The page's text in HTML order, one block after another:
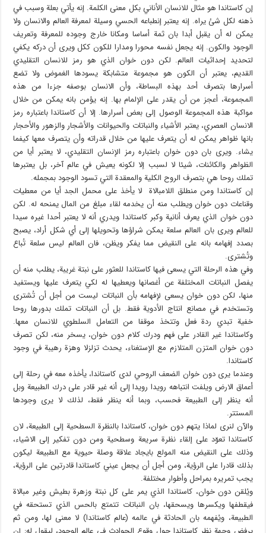
إن كاستاندا هو مثال للانسان الأناني بكل معنى الكلمة. إنه يأتي بعلة وسبب في
ذهنه لكل شئ يراه. إنه يعتبر إنطباعه الحسي وسيلة لمعرفة العالم والانسان ولا
يمكن له أن يقبل أبدا بان ثمة أساسا ومكانا خارج وجوده للمعرفة وتعريف
الوجود والكون. إنه يجعل نفسه محورا ومدارا للكون ككل ويرى أن دركه يكفي
لتحديد إحداثيات العالم. لكن دون خوان الذي هو رمز للانسان التقليدي
القديم، يعتبر أن الكون هو مجموعة متشابكة يسودها الغموض ولا تضع
أسرارها بتصرف أحد بهذه البساطة، وأن الانسان بوصفه جزءا من هذه
المجموعة، أعجز من أن يقدر على الإلمام بها. إنه يؤمن بانه يمكن من خلال
مواكبة هذه المجموعة الوصول إلى بعض أسرارها. إلا أن كاستاندا باعتباره رمز
الانسان العصري، يعتبر الأشياء والنباتات والحيوانات والأشجار والزهور والأحجار
بانها ظواهر يمكن له أن يتعرف عليها من خلال قدراته وأن يتصرف معها كيفما
يشاء. ويرى بان دون خوان باعتباره رمز الإنسان التقليدي، لا يعتبر أيا من
الظواهر والكائنات، شيئا لا لسبب إلا لكونه يعيش في عالم آخر، بل يعتبرها
تملك روحا هي بتصرف الروح الكلية والمعقدة التي تسود الوجود بمجمله.
إن كاستاندا ومن منطلق اللامبالاة لا يأخذ على محمل الجد أيا من معطيات
وقناعات دون خوان ويطلب منه أن يخدمه لقاء مبلغ من المال يمنحه له. لكن
دون خوان الذي يعرف أنانية وكبر كاستاندا ويدري أنه لا يعتبر أحدا غيره سيدا
للعالم ويرى بان العالم سلعة يمكن شراؤها وتحويلها إلى أي شكل أراد، يصبح
بصدد إفهامه بانه على النقيض مما يفكر ويظن، فان العالم ليس سلعة تُباع
وتُشترى.
وفي هذه الرحلة التي يسعى فيها كاستاندا للعثور على نبتة غريبة، يطلب منه أن
يفصل النباتات المختلفة عن أغصانها ويعطيها له لكي يتعرف عليها ويستفيد
منها، لكن دون خوان يسعى لإفهامه بأن النباتات ليست من أجل أن تُشترى
وتستخدم في مصانع انتاج الأدوية فقط. بل أن النباتات تملك بدورها روحا
خفية تبدي ردة فعل وتتخذ موقفا من التعامل السلطوي للانسان معها.
وكاستاندا غير القادر على فهم ودرك كلام دون خوان، يسخر منه، لكن تصرف
دون خوان المتزن المتلازم مع الإستغناء، يحدث تزلزلا وهزة رهيبة في وجود
كاستاندا.
وعندما يرى دون خوان الضعف الروحي لدى كاستاندا، يأخذه معه في رحلة إلى
أعماق الارض ويلفت انتباهه رويدا رويدا إلى أنه غير قادر على درك الطبيعة وبل
أنه ينظر إلى الطبيعة فحسب، وبما أنه ينظر فقط، لذلك لا يرى وجودها
المستتر.
والآن لنرى لماذا يتهم دون خوان، كاستاندا بالنظرة السطحية إلى الطبيعة، لان
كاستاندا تعوّد على إلقاء نظرة سريعة وسطحية ومن دون تفكير إلى الاشياء،
وذلك على النقيض منه المولع بايجاد علاقة وصلة حيوية مع الطبيعة ليكون
بذلك قادرا على الرؤية، ومن أجل أن يجعل عيني كاستاندا قادرتين على الرؤية،
يجب تمريره بمراحل وأطوار مختلفة.
ويُلقن دون خوان، كاستاندا الذي يمر على كل نبتة وزهرة بطيش وغير مبالاة
فيقطفها ويكسرها ويسحقها، بان النباتات تتمتع بالحس الذي تستحقه في
الطبيعة، ويُفهمه بان الحادثة في عالمه (عالم كاستاندا) لا معنى لها، ومن ثم